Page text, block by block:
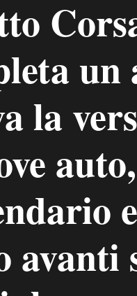
la
avanti